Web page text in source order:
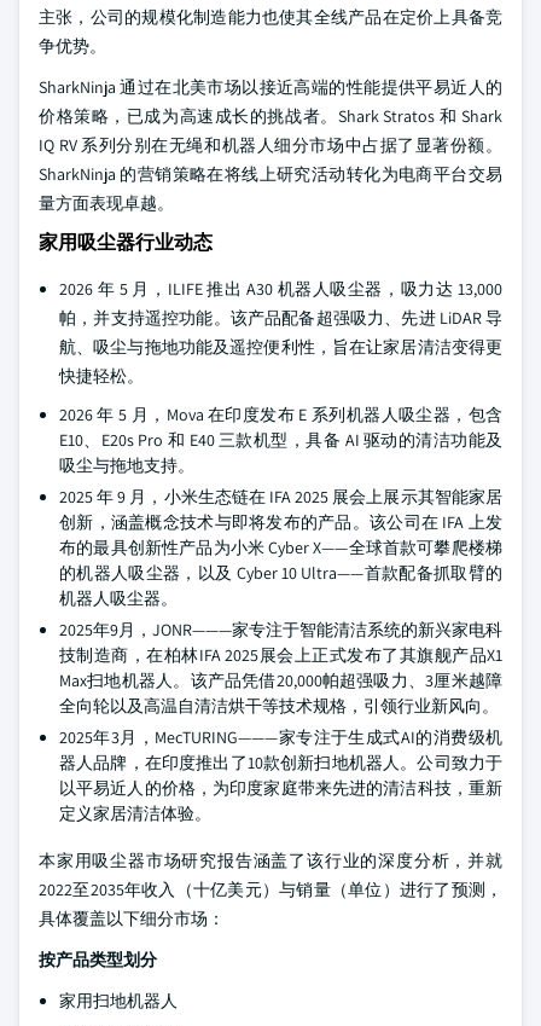
主张，公司的规模化制造能力也使其全线产品在定价上具备竞
争优势。
SharkNinja 通过在北美市场以接近高端的性能提供平易近人的
价格策略，已成为高速成长的挑战者。Shark Stratos 和 Shark
IQ RV 系列分别在无绳和机器人细分市场中占据了显著份额。
SharkNinja 的营销策略在将线上研究活动转化为电商平台交易
量方面表现卓越。
家用吸尘器行业动态
2026 年 5 月，ILIFE 推出 A30 机器人吸尘器，吸力达 13,000
帕，并支持遥控功能。该产品配备超强吸力、先进 LiDAR 导
航、吸尘与拖地功能及遥控便利性，旨在让家居清洁变得更
快捷轻松。
2026 年 5 月，Mova 在印度发布 E 系列机器人吸尘器，包含
E10、E20s Pro 和 E40 三款机型，具备 AI 驱动的清洁功能及
吸尘与拖地支持。
2025 年 9 月，小米生态链在 IFA 2025 展会上展示其智能家居
创新，涵盖概念技术与即将发布的产品。该公司在 IFA 上发
布的最具创新性产品为小米 Cyber X——全球首款可攀爬楼梯
的机器人吸尘器，以及 Cyber 10 Ultra——首款配备抓取臂的
机器人吸尘器。
2025年9月，JONR———家专注于智能清洁系统的新兴家电科
技制造商，在柏林IFA 2025展会上正式发布了其旗舰产品X1
Max扫地机器人。该产品凭借20,000帕超强吸力、3厘米越障
全向轮以及高温自清洁烘干等技术规格，引领行业新风向。
2025年3月，MecTURING———家专注于生成式AI的消费级机
器人品牌，在印度推出了10款创新扫地机器人。公司致力于
以平易近人的价格，为印度家庭带来先进的清洁科技，重新
定义家居清洁体验。
本家用吸尘器市场研究报告涵盖了该行业的深度分析，并就
2022至2035年收入（十亿美元）与销量（单位）进行了预测，
具体覆盖以下细分市场：
按产品类型划分
家用扫地机器人